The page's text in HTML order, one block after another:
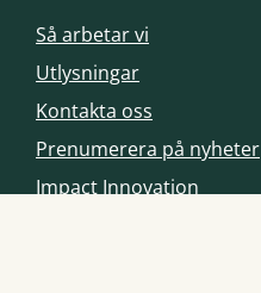
Så arbetar vi
Utlysningar
Kontakta oss
Prenumerera på nyheter
Impact Innovation